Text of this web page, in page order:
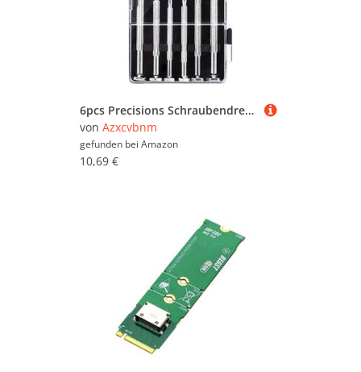
6pcs Precisions Schraubendreher Magnet Kleinhandwerkzeug Zur Reparatur Von Computer Brillen Telefon Uhr Für Elektronik
von Azxcvbnm
gefunden bei Amazon
10,69 €